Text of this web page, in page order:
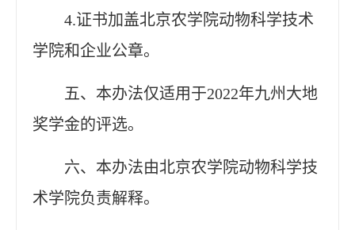
4.证书加盖北京农学院动物科学技术
学院和企业公章。
五、本办法仅适用于2022年九州大地
奖学金的评选。
六、本办法由北京农学院动物科学技
术学院负责解释。